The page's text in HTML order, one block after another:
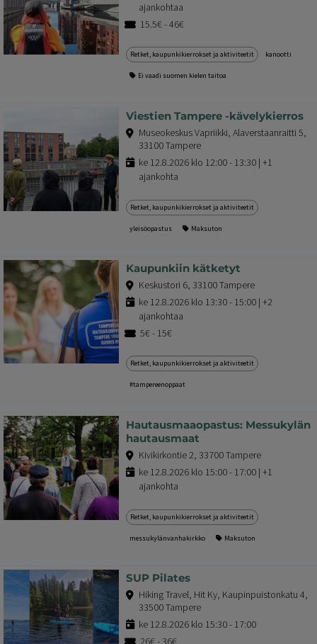
ajankohtaa
15.5€ - 46€
Retket, kaupunkikierrokset ja aktiviteetit kanootti
Ei vaadi suomen kielen taitoa
Viestien Tampere -kävelykierros
Museokeskus Vapriikki, Alaverstaanraitti 5,
33100 Tampere
ke 12.8.2026 klo 12:00 - 13:30 | +1
ajankohta
Retket, kaupunkikierrokset ja aktiviteetit
yleisöopastus Maksuton
Kaupunkiin kätketyt
Keskustori 6, 33100 Tampere
ke 12.8.2026 klo 13:30 - 15:00 | +2
ajankohtaa
5€ - 15€
Retket, kaupunkikierrokset ja aktiviteetit
#tampereenoppaat
Hautausmaaopastus: Messukylän
hautausmaat
Kivikirkontie 2, 33700 Tampere
ke 12.8.2026 klo 15:00 - 17:00 | +1
ajankohta
Retket, kaupunkikierrokset ja aktiviteetit
messukylänvanhakirkko Maksuton
SUP Pilates
Hiking Travel, Hit Ky, Kaupinpuistonkatu 4,
33500 Tampere
ke 12.8.2026 klo 15:30 - 17:00
26€ - 36€